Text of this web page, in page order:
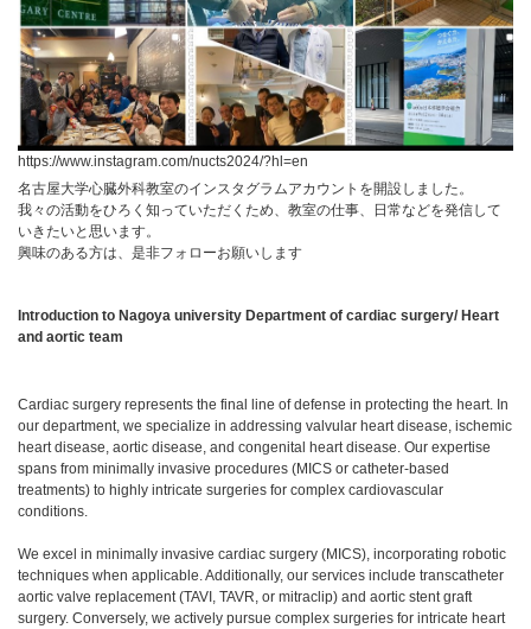
https://www.instagram.com/nucts2024/?hl=en
名古屋大学心臓外科教室のインスタグラムアカウントを開設しました。
我々の活動をひろく知っていただくため、教室の仕事、日常などを発信して
いきたいと思います。
興味のある方は、是非フォローお願いします
Introduction to Nagoya university Department of cardiac surgery/ Heart
and aortic team
Cardiac surgery represents the final line of defense in protecting the heart. In
our department, we specialize in addressing valvular heart disease, ischemic
heart disease, aortic disease, and congenital heart disease. Our expertise
spans from minimally invasive procedures (MICS or catheter-based
treatments) to highly intricate surgeries for complex cardiovascular
conditions.
We excel in minimally invasive cardiac surgery (MICS), incorporating robotic
techniques when applicable. Additionally, our services include transcatheter
aortic valve replacement (TAVI, TAVR, or mitraclip) and aortic stent graft
surgery. Conversely, we actively pursue complex surgeries for intricate heart